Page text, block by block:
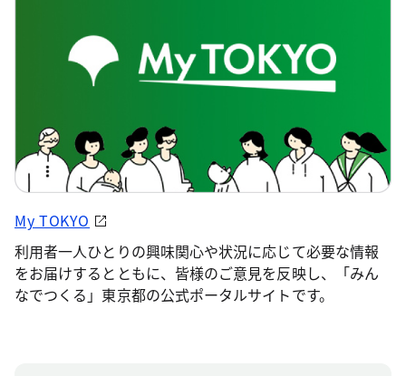
My TOKYO
利用者一人ひとりの興味関心や状況に応じて必要な情報
をお届けするとともに、皆様のご意見を反映し、「みん
なでつくる」東京都の公式ポータルサイトです。